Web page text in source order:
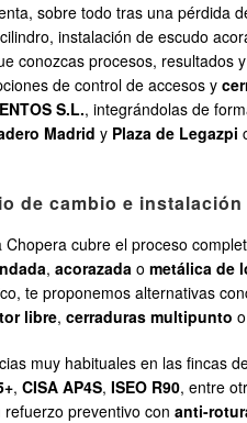
sobre todo tras una pérdida
instalación de escudo
conozcas procesos, resultados
de control de accesos y
S.L., integrándolas de
Madrid y Plaza de Legazpi
de cambio e
cubre el proceso
, acorazada o metálica de
te proponemos alternativas
libre, cerraduras multipunto
muy habituales en las fincas
, CISA AP4S, ISEO R90, entre
preventivo con anti-